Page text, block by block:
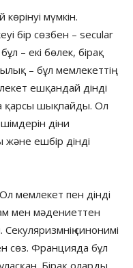
мүмкін.
бір сөзбен – secular
– екі бөлек, бірақ
– бұл мемлекеттің
ешқандай дінді
қарсы шықпайды. Ол
діни
ешбір дінді
мемлекет пен дінді
мен мәдениеттен
синонимі
сөз. Францияда бұл
Бірақ оларды